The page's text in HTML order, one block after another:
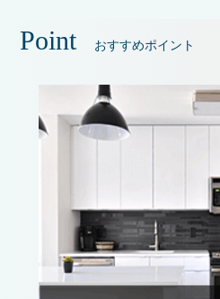
Point おすすめポイント